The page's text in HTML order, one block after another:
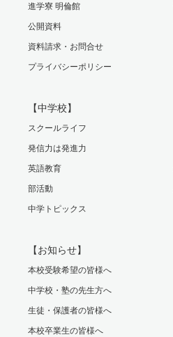
進学寮 明倫館
公開資料
資料請求・お問合せ
プライバシーポリシー
【中学校】
スクールライフ
発信力は発進力
英語教育
部活動
中学トピックス
【お知らせ】
本校受験希望の皆様へ
中学校・塾の先生方へ
生徒・保護者の皆様へ
本校卒業生の皆様へ